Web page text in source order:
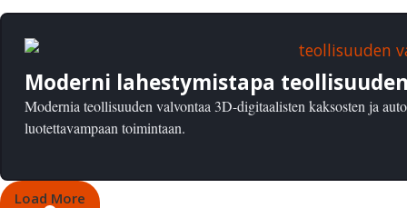
Moderni lahestymistapa
Modernia teollisuuden valvontaa 3D-digitaalisten kaksosten ja
luotettavampaan toimintaan.
Load More